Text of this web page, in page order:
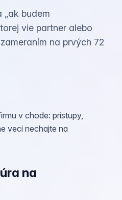
budem
vie partner alebo
na prvých 72
v chode: prístupy,
veci nechajte na
na